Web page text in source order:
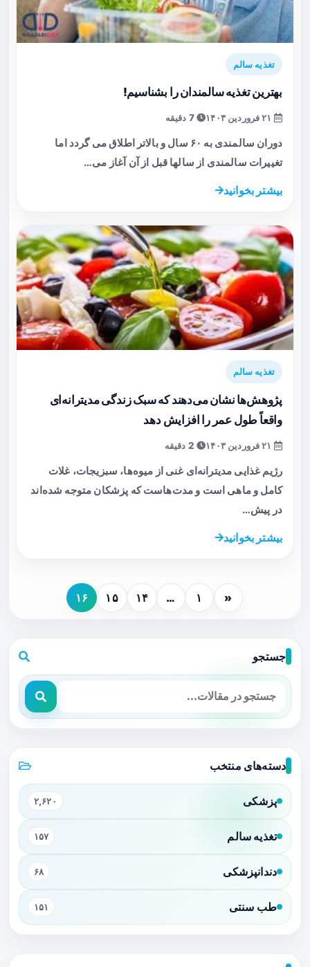
تغذیه سالم
بهترین تغذیه سالمندان را بشناسیم!
7 دقیقه
دوران سالمندی به ۶۰ سال و بالاتر اطلاق می گردد اما
تغییرات سالمندی از سالها قبل از آن آغاز می…
بیشتر بخوانید
تغذیه سالم
پژوهش‌ها نشان می‌دهند که سبک زندگی مدیترانه‌ای
واقعاً طول عمر را افزایش دهد
2 دقیقه
رژیم غذایی مدیترانه‌ای غنی از میوه‌ها، سبزیجات، غلات
کامل و ماهی است و مدت‌هاست که پزشکان متوجه شده‌اند
در پیش…
بیشتر بخوانید
« ۱ … ۱۴ ۱۵ ۱۶
جستجو
دسته‌های منتخب
پزشکی ۲,۶۲۰
تغذیه سالم ۱۵۷
دندانپزشکی ۶۸
طب سنتی ۱۵۱